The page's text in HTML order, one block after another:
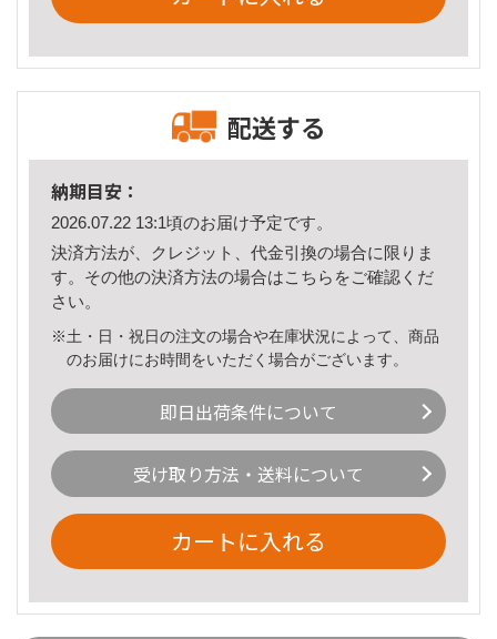
配送する
納期目安：
2026.07.22 13:1頃のお届け予定です。
決済方法が、クレジット、代金引換の場合に限りま
す。その他の決済方法の場合はこちら をご確認くだ
さい。
※土・日・祝日の注文の場合や在庫状況によって、商品
のお届けにお時間をいただく場合がございます。
即日出荷条件について
受け取り方法・送料について
カートに入れる